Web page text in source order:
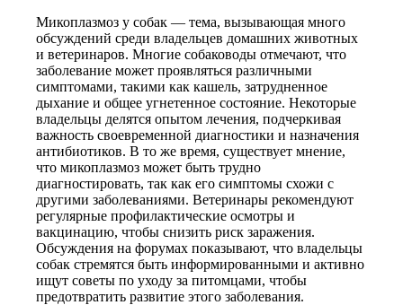
Микоплазмоз у собак — тема, вызывающая много
обсуждений среди владельцев домашних животных
и ветеринаров. Многие собаководы отмечают, что
заболевание может проявляться различными
симптомами, такими как кашель, затрудненное
дыхание и общее угнетенное состояние. Некоторые
владельцы делятся опытом лечения, подчеркивая
важность своевременной диагностики и назначения
антибиотиков. В то же время, существует мнение,
что микоплазмоз может быть трудно
диагностировать, так как его симптомы схожи с
другими заболеваниями. Ветеринары рекомендуют
регулярные профилактические осмотры и
вакцинацию, чтобы снизить риск заражения.
Обсуждения на форумах показывают, что владельцы
собак стремятся быть информированными и активно
ищут советы по уходу за питомцами, чтобы
предотвратить развитие этого заболевания.